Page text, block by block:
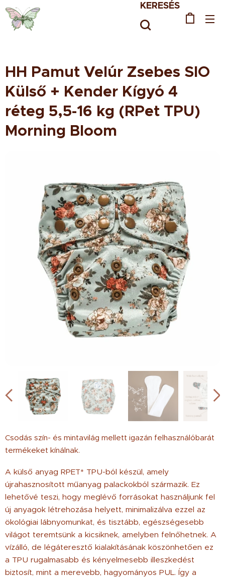
KERESÉS
HH Pamut Velúr Zsebes SIO
Külső + Kender Kígyó 4
réteg 5,5-16 kg (RPet TPU)
Morning Bloom
Csodás szín- és mintavilág mellett igazán felhasználóbarát
termékeket kínálnak.
A külső anyag RPET* TPU-ból készül, amely
újrahasznosított műanyag palackokból származik. Ez
lehetővé teszi, hogy meglévő forrásokat használjunk fel
új anyagok létrehozása helyett, minimalizálva ezzel az
ökológiai lábnyomunkat, és tisztább, egészségesebb
világot teremtsünk a kicsiknek, amelyben felnőhetnek. A
vízálló, de légáteresztő kialakításának köszönhetően ez
a TPU rugalmasabb és kényelmesebb illeszkedést
biztosít, mint a merevebb, hagyományos PUL. Így a